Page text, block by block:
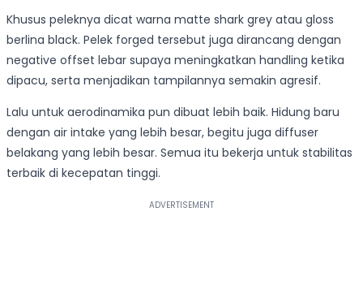
Khusus peleknya dicat warna matte shark grey atau gloss
berlina black. Pelek forged tersebut juga dirancang dengan
negative offset lebar supaya meningkatkan handling ketika
dipacu, serta menjadikan tampilannya semakin agresif.
Lalu untuk aerodinamika pun dibuat lebih baik. Hidung baru
dengan air intake yang lebih besar, begitu juga diffuser
belakang yang lebih besar. Semua itu bekerja untuk stabilitas
terbaik di kecepatan tinggi.